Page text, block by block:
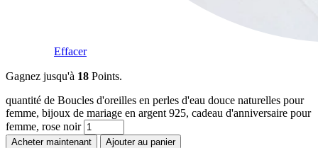
Effacer
Gagnez jusqu'à 18 Points.
quantité de Boucles d'oreilles en perles d'eau douce naturelles pour
femme, bijoux de mariage en argent 925, cadeau d'anniversaire pour
femme, rose noir
Acheter maintenant
Ajouter au panier